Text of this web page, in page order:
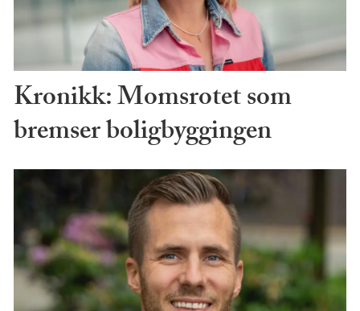
Kronikk: Momsrotet som
bremser boligbyggingen